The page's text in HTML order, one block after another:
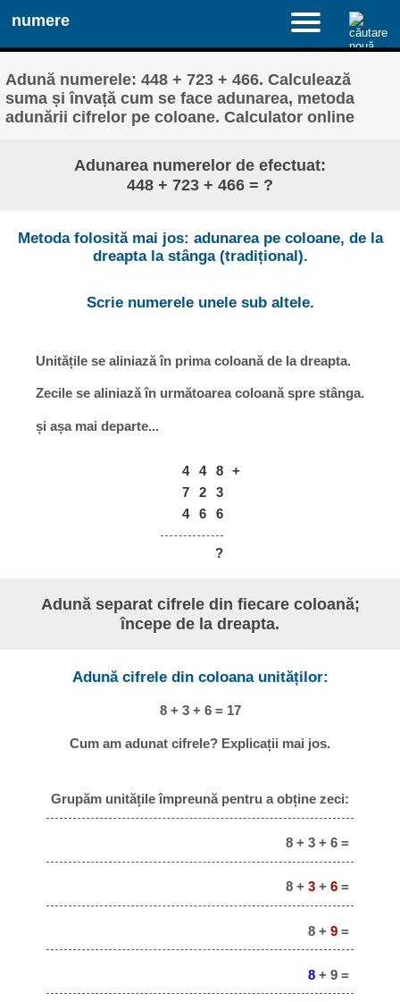
numere
Adună numerele: 448 + 723 + 466. Calculează
suma și învață cum se face adunarea, metoda
adunării cifrelor pe coloane. Calculator online
Adunarea numerelor de efectuat:
448 + 723 + 466 = ?
Metoda folosită mai jos: adunarea pe coloane, de la
dreapta la stânga (tradițional).
Scrie numerele unele sub altele.
Unitățile se aliniază în prima coloană de la dreapta.
Zecile se aliniază în următoarea coloană spre stânga.
și așa mai departe...
4 4 8
+
7
2
3
4
6 6
?
Adună separat cifrele din fiecare coloană;
începe de la dreapta.
Adună cifrele din coloana unităților:
8 + 3 + 6 = 17
Cum am adunat cifrele? Explicații mai jos.
Grupăm unitățile împreună pentru a obține zeci:
8 + 3 + 6 =
8 + 3 + 6 =
8 + 9 =
8 + 9 =